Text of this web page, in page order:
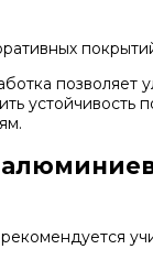
позволяет
устойчивость